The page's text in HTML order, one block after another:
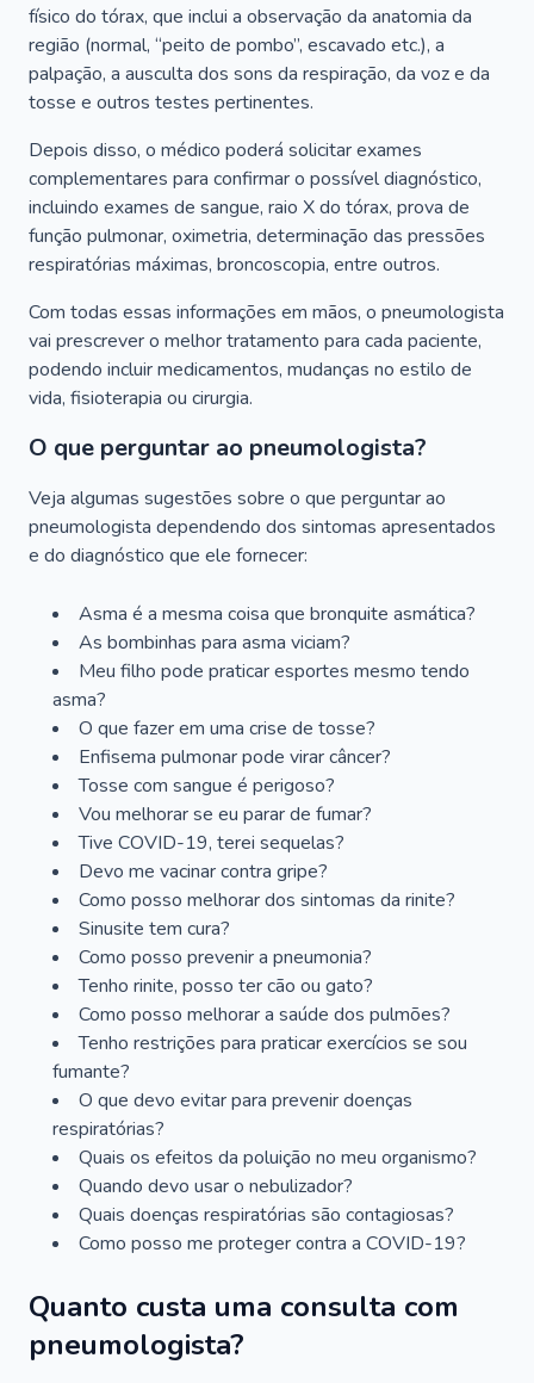
físico do tórax, que inclui a observação da anatomia da
região (normal, “peito de pombo”, escavado etc.), a
palpação, a ausculta dos sons da respiração, da voz e da
tosse e outros testes pertinentes.
Depois disso, o médico poderá solicitar exames
complementares para confirmar o possível diagnóstico,
incluindo exames de sangue, raio X do tórax, prova de
função pulmonar, oximetria, determinação das pressões
respiratórias máximas, broncoscopia, entre outros.
Com todas essas informações em mãos, o pneumologista
vai prescrever o melhor tratamento para cada paciente,
podendo incluir medicamentos, mudanças no estilo de
vida, fisioterapia ou cirurgia.
O que perguntar ao pneumologista?
Veja algumas sugestões sobre o que perguntar ao
pneumologista dependendo dos sintomas apresentados
e do diagnóstico que ele fornecer:
Asma é a mesma coisa que bronquite asmática?
As bombinhas para asma viciam?
Meu filho pode praticar esportes mesmo tendo
asma?
O que fazer em uma crise de tosse?
Enfisema pulmonar pode virar câncer?
Tosse com sangue é perigoso?
Vou melhorar se eu parar de fumar?
Tive COVID-19, terei sequelas?
Devo me vacinar contra gripe?
Como posso melhorar dos sintomas da rinite?
Sinusite tem cura?
Como posso prevenir a pneumonia?
Tenho rinite, posso ter cão ou gato?
Como posso melhorar a saúde dos pulmões?
Tenho restrições para praticar exercícios se sou
fumante?
O que devo evitar para prevenir doenças
respiratórias?
Quais os efeitos da poluição no meu organismo?
Quando devo usar o nebulizador?
Quais doenças respiratórias são contagiosas?
Como posso me proteger contra a COVID-19?
Quanto custa uma consulta com
pneumologista?